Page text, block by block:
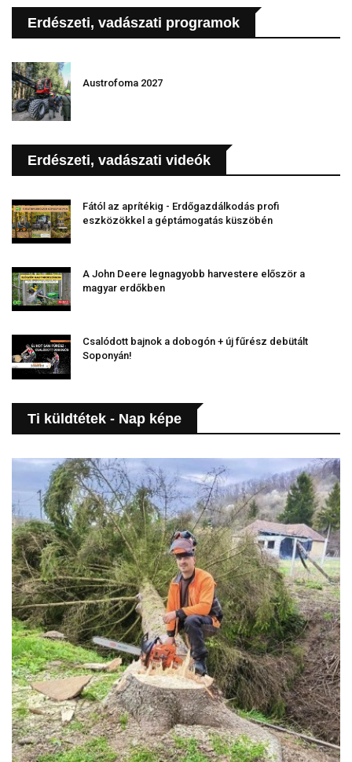
Erdészeti, vadászati programok
Austrofoma 2027
Erdészeti, vadászati videók
Fától az aprítékig - Erdőgazdálkodás profi
eszközökkel a géptámogatás küszöbén
A John Deere legnagyobb harvestere először a
magyar erdőkben
Csalódott bajnok a dobogón + új fűrész debütált
Soponyán!
Ti küldtétek - Nap képe